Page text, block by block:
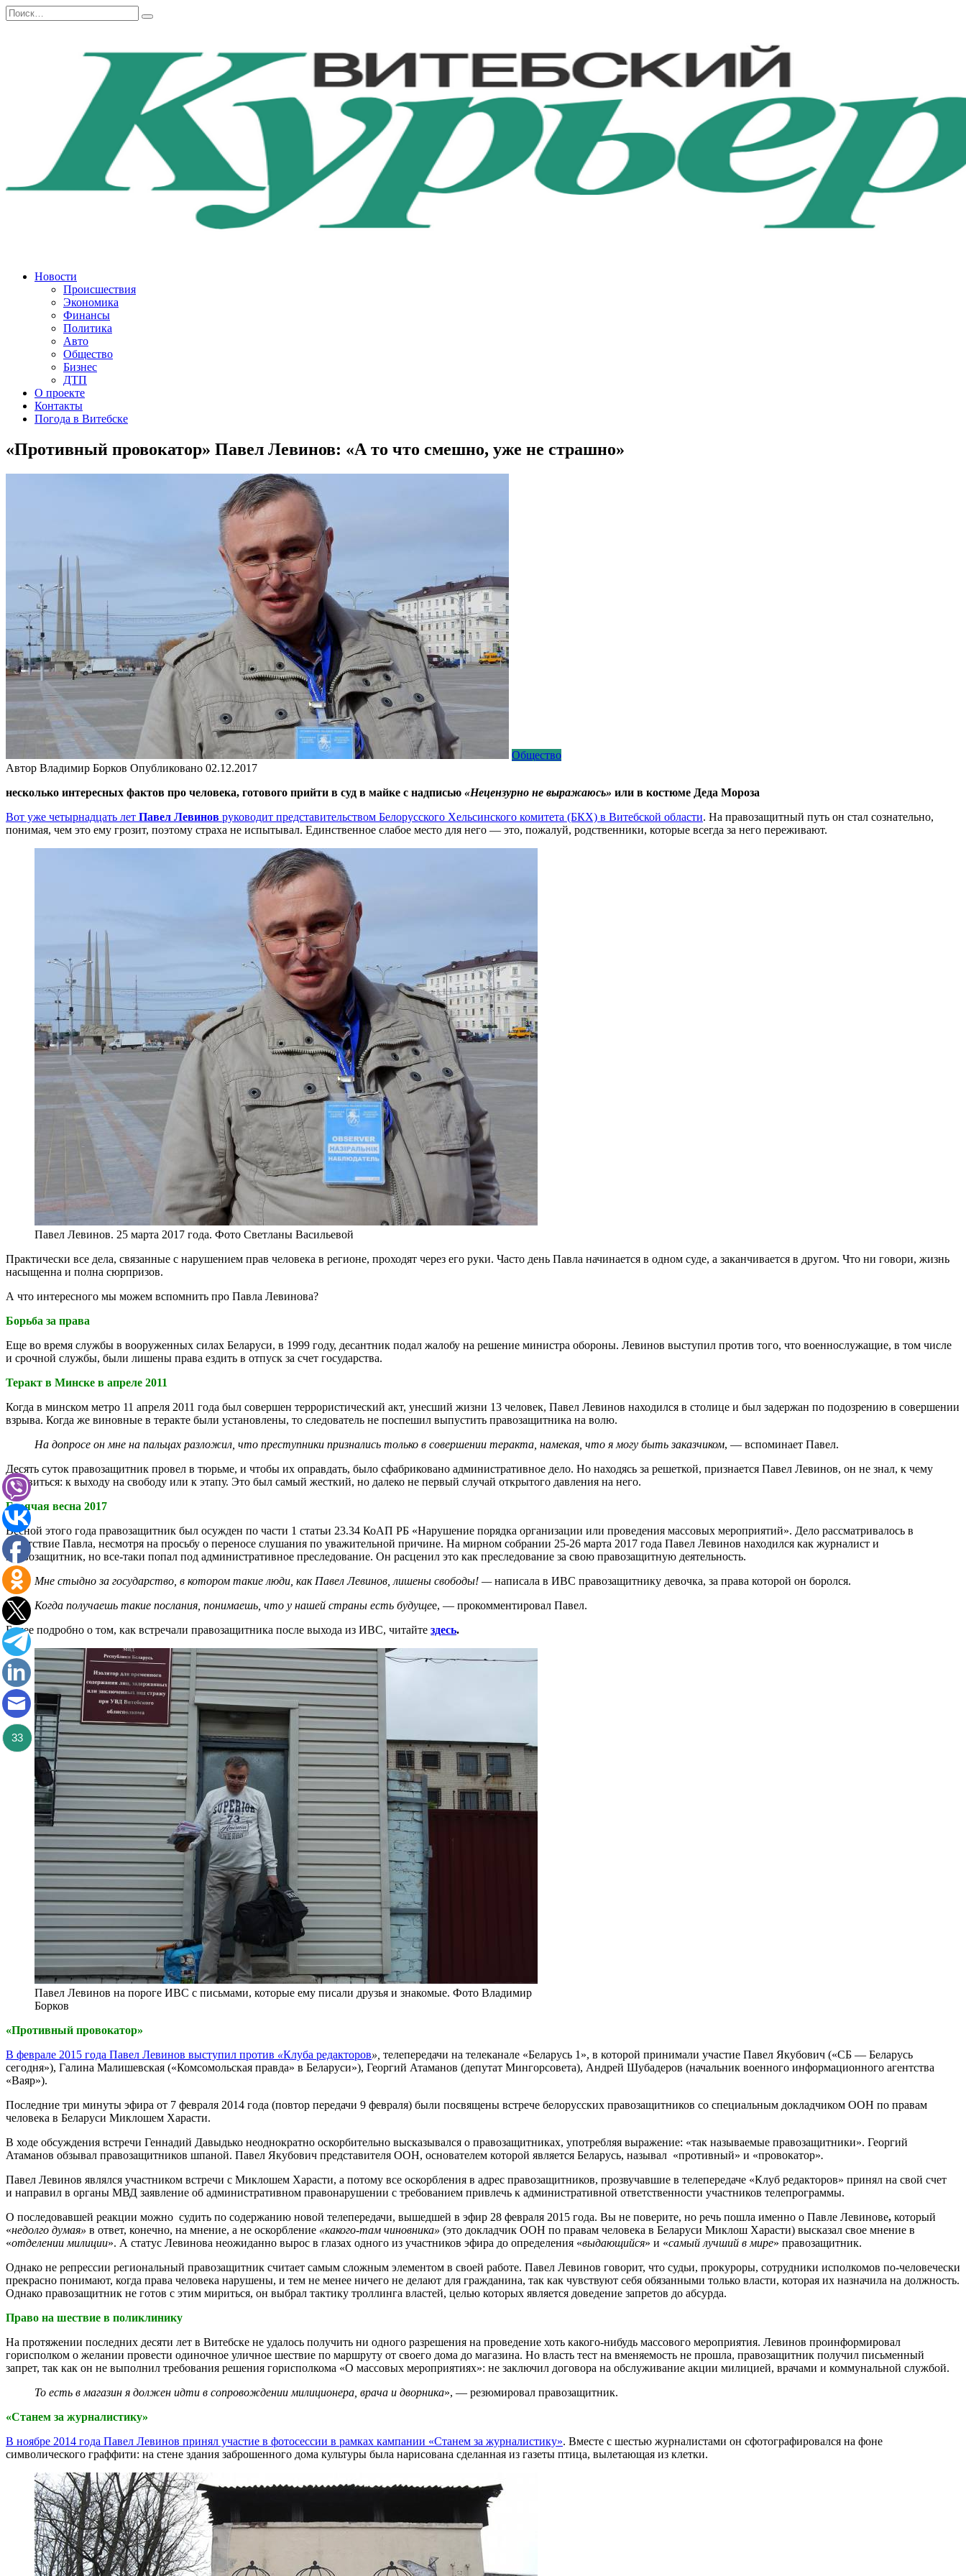
Перейти
к
Search
for:
Новости
Происшествия
Экономика
Финансы
Политика
Авто
Общество
Бизнес
ДТП
О проекте
Контакты
Погода в Витебске
«Противный провокатор» Павел Левинов: «А то что смешно, уже не страшно»
Общество
Автор Владимир Борков Опубликовано 02.12.2017
несколько интересных фактов про человека, готового прийти в суд в майке с надписью «Нецензурно не выражаюсь» или в костюме Деда Мороза
Вот уже четырнадцать лет Павел Левинов руководит представительством Белорусского Хельсинского комитета (БКХ) в Витебской области. На правозащитный путь он стал сознательно,
понимая, чем это ему грозит, поэтому страха не испытывал. Единственное слабое место для него — это, пожалуй, родственники, которые всегда за него переживают.
Павел Левинов. 25 марта 2017 года. Фото Светланы Васильевой
Практически все дела, связанные с нарушением прав человека в регионе, проходят через его руки. Часто день Павла начинается в одном суде, а заканчивается в другом. Что ни говори, жизнь
насыщенна и полна сюрпризов.
А что интересного мы можем вспомнить про Павла Левинова?
Борьба за права
Еще во время службы в вооруженных силах Беларуси, в 1999 году, десантник подал жалобу на решение министра обороны. Левинов выступил против того, что военнослужащие, в том числе
и срочной службы, были лишены права ездить в отпуск за счет государства.
Теракт в Минске в апреле 2011
Когда в минском метро 11 апреля 2011 года был совершен террористический акт, унесший жизни 13 человек, Павел Левинов находился в столице и был задержан по подозрению в совершении
взрыва. Когда же виновные в теракте были установлены, то следователь не поспешил выпустить правозащитника на волю.
На допросе он мне на пальцах разложил, что преступники признались только в совершении теракта, намекая, что я могу быть заказчиком, — вспоминает Павел.
Десять суток правозащитник провел в тюрьме, и чтобы их оправдать, было сфабриковано административное дело. Но находясь за решеткой, признается Павел Левинов, он не знал, к чему
готовиться: к выходу на свободу или к этапу. Это был самый жесткий, но далеко не первый случай открытого давления на него.
Горячая весна 2017
Весной этого года правозащитник был осужден по части 1 статьи 23.34 КоАП РБ «Нарушение порядка организации или проведения массовых мероприятий». Дело рассматривалось в
отсутствие Павла, несмотря на просьбу о переносе слушания по уважительной причине. На мирном собрании 25-26 марта 2017 года Павел Левинов находился как журналист и
правозащитник, но все-таки попал под административное преследование. Он расценил это как преследование за свою правозащитную деятельность.
Мне стыдно за государство, в котором такие люди, как Павел Левинов, лишены свободы! —написала в ИВС правозащитнику девочка, за права которой он боролся.
Когда получаешь такие послания, понимаешь, что у нашей страны есть будущее, — прокомментировал Павел.
Более подробно о том, как встречали правозащитника после выхода из ИВС, читайте здесь.
Павел Левинов на пороге ИВС с письмами, которые ему писали друзья и знакомые. Фото Владимир
Борков
«Противный провокатор»
В феврале 2015 года Павел Левинов выступил против «Клуба редакторов», телепередачи на телеканале «Беларусь 1», в которой принимали участие Павел Якубович («СБ — Беларусь
сегодня»), Галина Малишевская («Комсомольская правда» в Беларуси»), Георгий Атаманов (депутат Мингорсовета), Андрей Шубадеров (начальник военного информационного агентства
«Ваяр»).
Последние три минуты эфира от 7 февраля 2014 года (повтор передачи 9 февраля) были посвящены встрече белорусских правозащитников со специальным докладчиком ООН по правам
человека в Беларуси Миклошем Харасти.
В ходе обсуждения встречи Геннадий Давыдько неоднократно оскорбительно высказывался о правозащитниках, употребляя выражение: «так называемые правозащитники». Георгий
Атаманов обзывал правозащитников шпаной. Павел Якубович представителя ООН, основателем которой является Беларусь, называл «противный» и «провокатор».
Павел Левинов являлся участником встречи с Миклошем Харасти, а потому все оскорбления в адрес правозащитников, прозвучавшие в телепередаче «Клуб редакторов» принял на свой счет
и направил в органы МВД заявление об административном правонарушении с требованием привлечь к административной ответственности участников телепрограммы.
О последовавшей реакции можно судить по содержанию новой телепередачи, вышедшей в эфир 28 февраля 2015 года. Вы не поверите, но речь пошла именно о Павле Левинове, который
«недолго думая» в ответ, конечно, на мнение, а не оскорбление «какого-там чиновника» (это докладчик ООН по правам человека в Беларуси Миклош Харасти) высказал свое мнение в
«отделении милиции». А статус Левинова неожиданно вырос в глазах одного из участников эфира до определения «выдающийся» и «самый лучший в мире» правозащитник.
Однако не репрессии региональный правозащитник считает самым сложным элементом в своей работе. Павел Левинов говорит, что судьи, прокуроры, сотрудники исполкомов по-человечески
прекрасно понимают, когда права человека нарушены, и тем не менее ничего не делают для гражданина, так как чувствуют себя обязанными только власти, которая их назначила на должность.
Однако правозащитник не готов с этим мириться, он выбрал тактику троллинга властей, целью которых является доведение запретов до абсурда.
Право на шествие в поликлинику
На протяжении последних десяти лет в Витебске не удалось получить ни одного разрешения на проведение хоть какого-нибудь массового мероприятия. Левинов проинформировал
горисполком о желании провести одиночное уличное шествие по маршруту от своего дома до магазина. Но власть тест на вменяемость не прошла, правозащитник получил письменный
запрет, так как он не выполнил требования решения горисполкома «О массовых мероприятиях»: не заключил договора на обслуживание акции милицией, врачами и коммунальной службой.
То есть в магазин я должен идти в сопровождении милиционера, врача и дворника», — резюмировал правозащитник.
«Станем за журналистику»
В ноябре 2014 года Павел Левинов принял участие в фотосессии в рамках кампании «Станем за журналистику». Вместе с шестью журналистами он сфотографировался на фоне
символического граффити: на стене здания заброшенного дома культуры была нарисована сделанная из газеты птица, вылетающая из клетки.
33